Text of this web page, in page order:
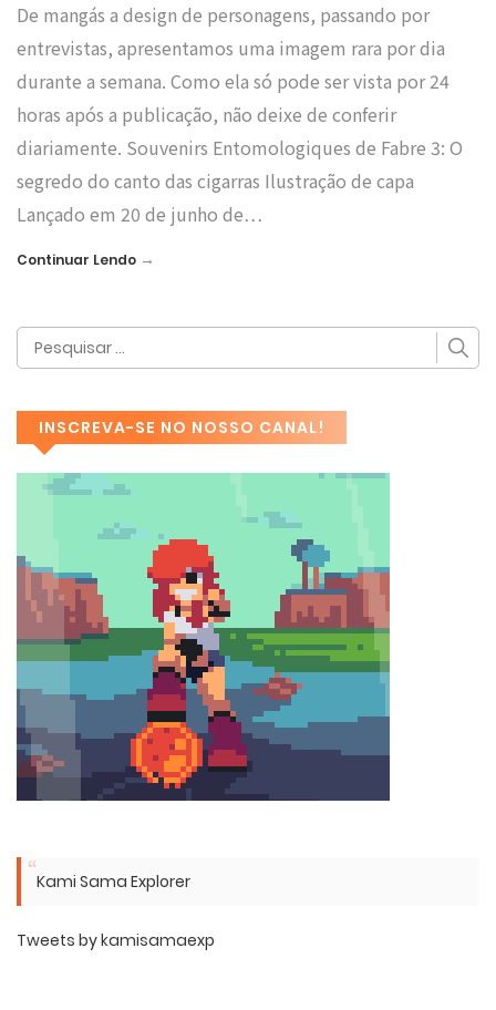
De mangás a design de personagens, passando por
entrevistas, apresentamos uma imagem rara por dia
durante a semana. Como ela só pode ser vista por 24
horas após a publicação, não deixe de conferir
diariamente. Souvenirs Entomologiques de Fabre 3: O
segredo do canto das cigarras Ilustração de capa
Lançado em 20 de junho de…
Continuar Lendo →
INSCREVA-SE NO NOSSO CANAL!
Kami Sama Explorer
Tweets by kamisamaexp